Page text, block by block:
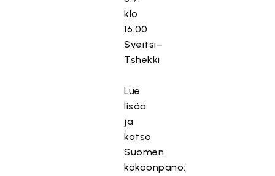
klo
16.00
Sveitsi–
Tshekki
Lue
lisää
ja
katso
Suomen
kokoonpano: